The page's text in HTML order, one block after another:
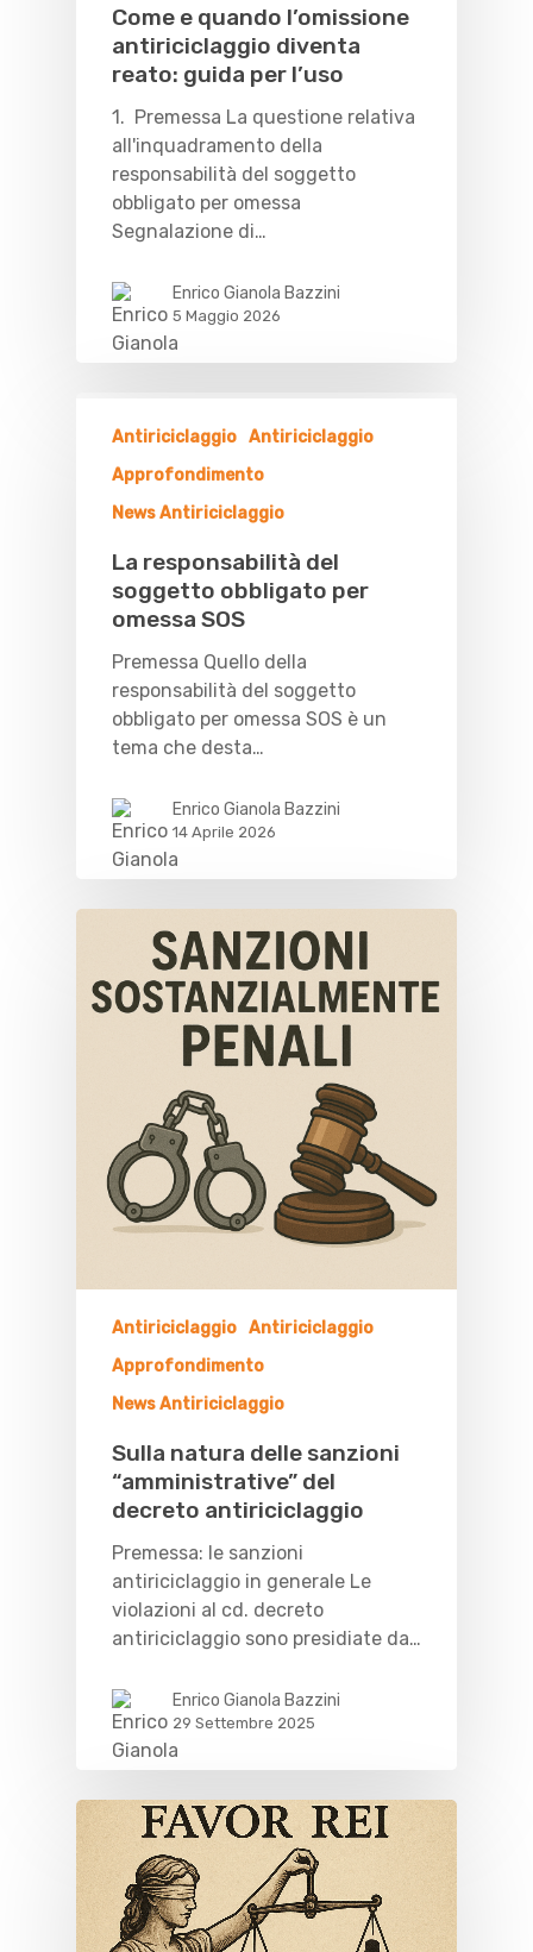
Come e quando l’omissione
antiriciclaggio diventa
reato: guida per l’uso
1. Premessa La questione relativa
all'inquadramento della
responsabilità del soggetto
obbligato per omessa
Segnalazione di…
Enrico Gianola Bazzini
5 Maggio 2026
Antiriciclaggio Antiriciclaggio
Approfondimento
News Antiriciclaggio
La responsabilità del
soggetto obbligato per
omessa SOS
Premessa Quello della
responsabilità del soggetto
obbligato per omessa SOS è un
tema che desta…
Enrico Gianola Bazzini
14 Aprile 2026
Antiriciclaggio Antiriciclaggio
Approfondimento
News Antiriciclaggio
Sulla natura delle sanzioni
“amministrative” del
decreto antiriciclaggio
Premessa: le sanzioni
antiriciclaggio in generale Le
violazioni al cd. decreto
antiriciclaggio sono presidiate da…
Enrico Gianola Bazzini
29 Settembre 2025